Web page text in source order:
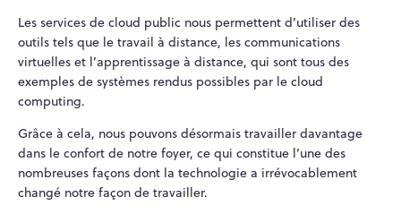
Les services de cloud public nous permettent d’utiliser des
outils tels que le travail à distance, les communications
virtuelles et l’apprentissage à distance, qui sont tous des
exemples de systèmes rendus possibles par le cloud
computing.
Grâce à cela, nous pouvons désormais travailler davantage
dans le confort de notre foyer, ce qui constitue l’une des
nombreuses façons dont la technologie a irrévocablement
changé notre façon de travailler.